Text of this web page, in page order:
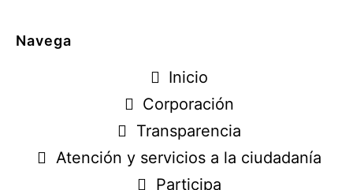
Navega
Inicio
Corporación
Transparencia
Atención y servicios a la ciudadanía
Participa